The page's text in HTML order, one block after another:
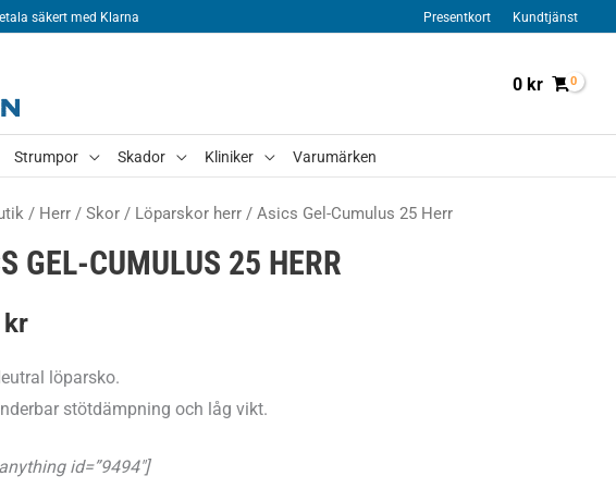
säkert med Klarna Presentkort Kundtjänst
0 kr
Strumpor Skador Kliniker Varumärken
/ Herr / Skor / Löparskor herr / Asics Gel-Cumulus 25 Herr
GEL-CUMULUS 25 HERR
kr
löparsko.
stötdämpning och låg vikt.
id=”9494″]